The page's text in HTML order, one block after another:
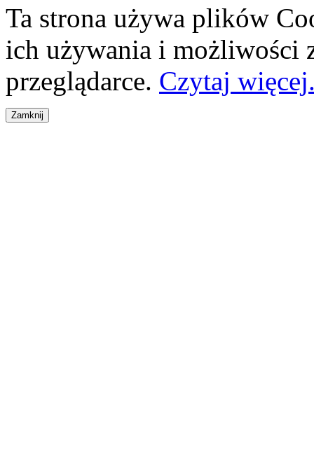
Ta strona używa plików
ich używania i możliwości
przeglądarce. Czytaj